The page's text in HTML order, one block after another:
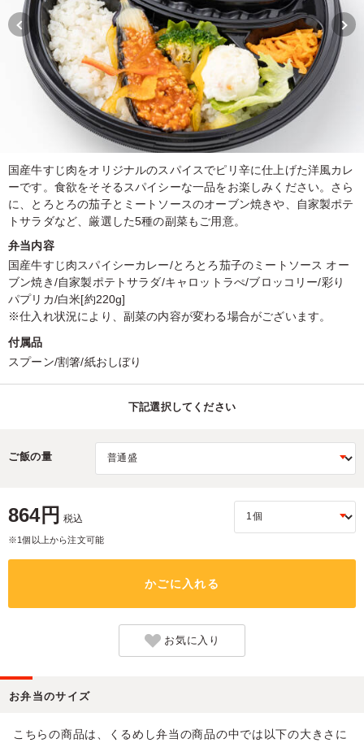
国産牛すじ肉をオリジナルのスパイスでピリ辛に仕上げた洋風カレ
ーです。食欲をそそるスパイシーな一品をお楽しみください。さら
に、とろとろの茄子とミートソースのオーブン焼きや、自家製ポテ
トサラダなど、厳選した5種の副菜もご用意。
弁当内容
国産牛すじ肉スパイシーカレー/とろとろ茄子のミートソース オー
ブン焼き/自家製ポテトサラダ/キャロットラぺ/ブロッコリー/彩り
パプリカ/白米[約220g]
※仕入れ状況により、副菜の内容が変わる場合がございます。
付属品
スプーン/割箸/紙おしぼり
下記選択してください
ご飯の量
864円 税込
※1個以上から注文可能
かごに入れる
お気に入り
お弁当のサイズ
こちらの商品は、くるめし弁当の商品の中では以下の大きさに